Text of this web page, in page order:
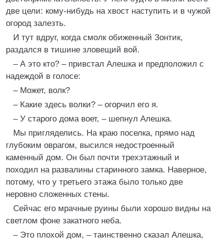
две цели: кому-нибудь на хвост наступить и в чужой
огород залезть.
И тут вдруг, когда смолк обиженный Зонтик,
раздался в тишине зловещий вой.
– А это кто? – привстал Алешка и предположил с
надеждой в голосе:
– Может, волк?
– Какие здесь волки? – огорчил его я.
– У старого дома воет, – шепнул Алешка.
Мы пригляделись. На краю поселка, прямо над
глубоким оврагом, высился недостроенный
каменный дом. Он был почти трехэтажный и
походил на развалины старинного замка. Наверное,
потому, что у третьего этажа было только две
неровно сложенных стены.
Сейчас его мрачные руины были хорошо видны на
светлом фоне закатного неба.
– Это плохой дом, – таинственно сказал Алешка,